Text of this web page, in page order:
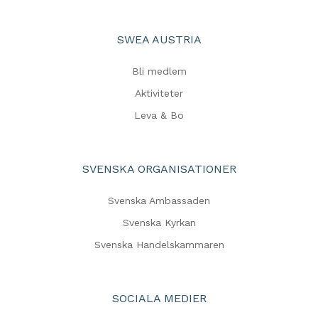
SWEA AUSTRIA
Bli medlem
Aktiviteter
Leva & Bo
SVENSKA ORGANISATIONER
Svenska Ambassaden
Svenska Kyrkan
Svenska Handelskammaren
SOCIALA MEDIER